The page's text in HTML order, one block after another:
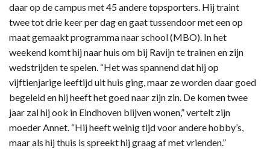
daar op de campus met 45 andere topsporters. Hij traint
twee tot drie keer per dag en gaat tussendoor met een op
maat gemaakt programma naar school (MBO). In het
weekend komt hij naar huis om bij Ravijn te trainen en zijn
wedstrijden te spelen. “Het was spannend dat hij op
vijftienjarige leeftijd uit huis ging, maar ze worden daar goed
begeleid en hij heeft het goed naar zijn zin. De komen twee
jaar zal hij ook in Eindhoven blijven wonen,” vertelt zijn
moeder Annet. “Hij heeft weinig tijd voor andere hobby’s,
maar als hij thuis is spreekt hij graag af met vrienden.”